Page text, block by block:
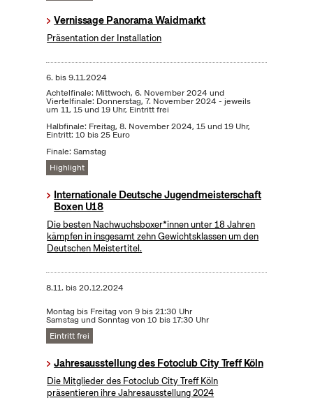
Vernissage Panorama Waidmarkt
Präsentation der Installation
6. bis9.11.2024
Achtelfinale: Mittwoch, 6. November 2024 und
Viertelfinale: Donnerstag, 7. November 2024 - jeweils
um 11, 15 und 19 Uhr, Eintritt frei
Halbfinale: Freitag, 8. November 2024, 15 und 19 Uhr,
Eintritt: 10 bis 25 Euro
Finale: Samstag
Highlight
Internationale Deutsche Jugendmeisterschaft
Boxen U18
Die besten Nachwuchsboxer*innen unter 18 Jahren
kämpfen in insgesamt zehn Gewichtsklassen um den
Deutschen Meistertitel.
8.11. bis20.12.2024
Montag bis Freitag von 9 bis 21:30 Uhr
Samstag und Sonntag von 10 bis 17:30 Uhr
Eintritt frei
Jahresausstellung des Fotoclub City Treff Köln
Die Mitglieder des Fotoclub City Treff Köln
präsentieren ihre Jahresausstellung 2024